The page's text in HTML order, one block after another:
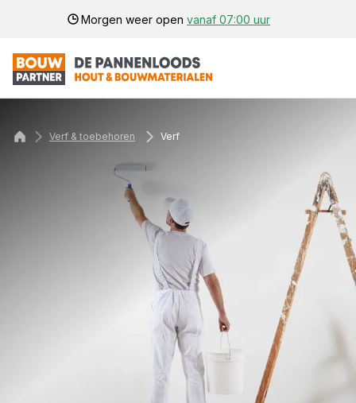
Morgen weer open vanaf 07:00 uur
Verf & toebehoren Verf